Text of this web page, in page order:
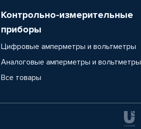
Контрольно-измерительные
приборы
Цифровые амперметры и вольтметры
Аналоговые амперметры и вольтметры
Все товары